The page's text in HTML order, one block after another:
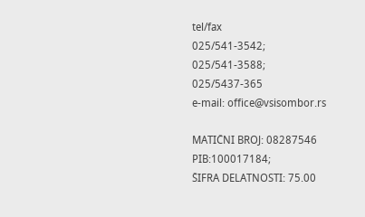
tel/fax
025/541-3542;
025/541-3588;
025/5437-365
e-mail: office@vsisombor.rs
MATIČNI BROJ: 08287546
PIB:100017184;
ŠIFRA DELATNOSTI: 75.00